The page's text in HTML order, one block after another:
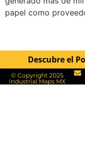
papel como
Descubre el
© Copyright 2025
Industrial Maps MX​